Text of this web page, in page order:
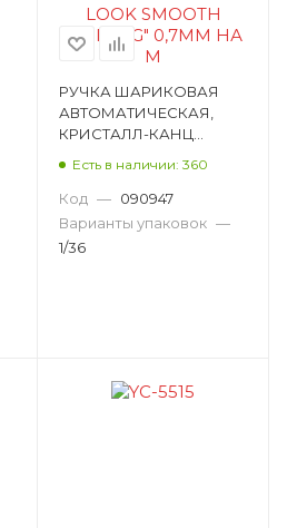
РУЧКА ШАРИКОВАЯ
АВТОМАТИЧЕСКАЯ,
КРИСТАЛЛ-КАНЦ
0,7ММ, ПИШУЩИЙ УЗ
K14282
Есть в наличии: 360
Код — 090947
Варианты упаковок —
1/36